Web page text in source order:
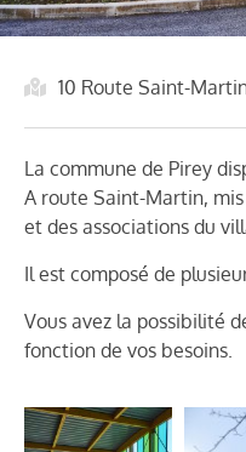
10 Route Saint-
La commune de Pirey
A route Saint-Martin,
et des associations du
Il est composé de
Vous avez la possibilité
fonction de vos besoins.